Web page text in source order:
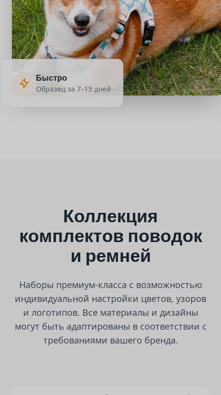
Быстро
Образец за 7–15 дней
Коллекция
комплектов поводок
и ремней
Наборы премиум-класса с возможностью
индивидуальной настройки цветов, узоров
и логотипов. Все материалы и дизайны
могут быть адаптированы в соответствии с
требованиями вашего бренда.